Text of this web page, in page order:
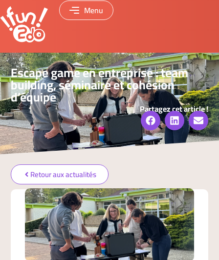
Menu
Escape game en entreprise : team
building, séminaire et cohésion
d’équipe
Partagez cet article !
Retour aux actualités